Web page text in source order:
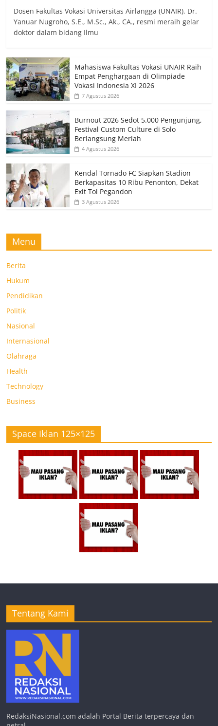
Dosen Fakultas Vokasi Universitas Airlangga (UNAIR), Dr.
Yanuar Nugroho, S.E., M.Sc., Ak., CA., resmi meraih gelar
doktor dalam bidang Ilmu
Mahasiswa Fakultas Vokasi UNAIR Raih
Empat Penghargaan di Olimpiade
Vokasi Indonesia XI 2026
7 Agustus 2026
Burnout 2026 Sedot 5.000 Pengunjung,
Festival Custom Culture di Solo
Berlangsung Meriah
4 Agustus 2026
Kendal Tornado FC Siapkan Stadion
Berkapasitas 10 Ribu Penonton, Dekat
Exit Tol Pegandon
3 Agustus 2026
Menu
Berita
Hukum
Pendidikan
Politik
Nasional
Internasional
Olahraga
Health
Technology
Business
Space Iklan 125×125
Tentang Kami
RedaksiNasional.com adalah Portal Berita terpercaya dan